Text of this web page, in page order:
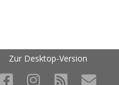
Zur Desktop-Version